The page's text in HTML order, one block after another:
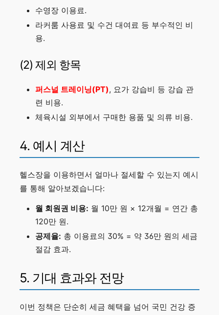
수영장 이용료.
라커룸 사용료 및 수건 대여료 등 부수적인 비
용.
(2) 제외 항목
퍼스널 트레이닝(PT), 요가 강습비 등 강습 관
련 비용.
체육시설 외부에서 구매한 용품 및 의류 비용.
4. 예시 계산
헬스장을 이용하면서 얼마나 절세할 수 있는지 예시
를 통해 알아보겠습니다:
월 회원권 비용: 월 10만 원 × 12개월 = 연간 총
120만 원.
공제율: 총 이용료의 30% = 약 36만 원의 세금
절감 효과.
5. 기대 효과와 전망
이번 정책은 단순히 세금 혜택을 넘어 국민 건강 증